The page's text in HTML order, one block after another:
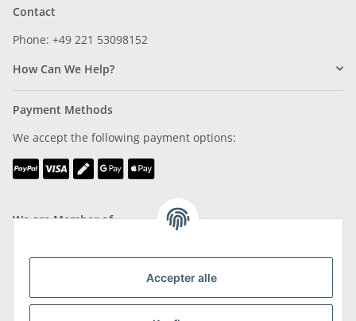
Accepter alle
Contact
Phone: +49 221 53098152
How Can We Help?
Payment Methods
We accept the following payment options:
We are Member of